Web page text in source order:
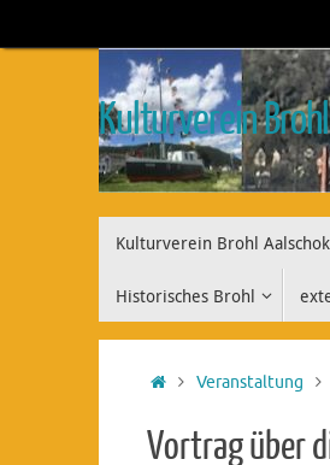
Inhalt
Kulturverein
Inhalt
Kulturverein Brohl
Historisches Brohl
StartVeranstaltung
Vortrag über